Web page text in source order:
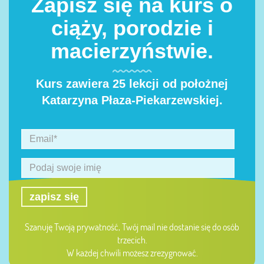
Zapisz się na kurs o
ciąży, porodzie i
macierzyństwie.
Kurs zawiera 25 lekcji od położnej
Katarzyna Płaza-Piekarzewskiej.
zapisz się
Szanuję Twoją prywatność, Twój mail nie dostanie się do osób
trzecich.
W każdej chwili możesz zrezygnować.